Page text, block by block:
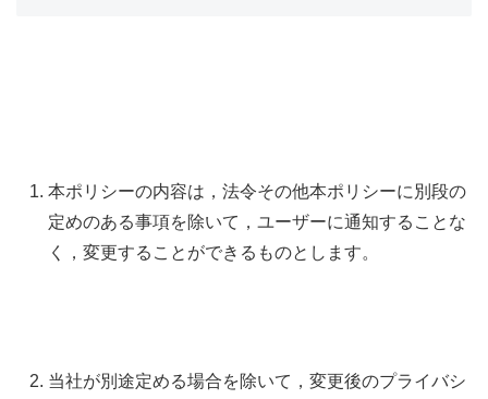
本ポリシーの内容は，法令その他本ポリシーに別段の
定めのある事項を除いて，ユーザーに通知することな
く，変更することができるものとします。
当社が別途定める場合を除いて，変更後のプライバシ